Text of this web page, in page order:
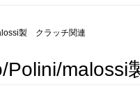
製 クラッチ関連